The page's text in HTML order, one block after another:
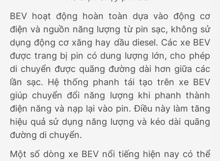
BEV hoạt động hoàn toàn dựa vào động cơ
điện và nguồn năng lượng từ pin sạc, không sử
dụng động cơ xăng hay dầu diesel. Các xe BEV
được trang bị pin có dung lượng lớn, cho phép
di chuyển được quãng đường dài hơn giữa các
lần sạc. Hệ thống phanh tái tạo trên xe BEV
giúp chuyển đổi năng lượng khi phanh thành
điện năng và nạp lại vào pin. Điều này làm tăng
hiệu quả sử dụng năng lượng và kéo dài quãng
đường di chuyển.
Một số dòng xe BEV nổi tiếng hiện nay có thể